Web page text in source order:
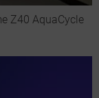
Z40 AquaCycle